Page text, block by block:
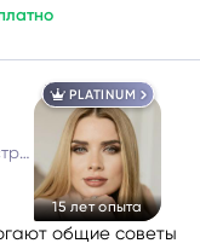
глубже
PLATINUM
15 лет опыта